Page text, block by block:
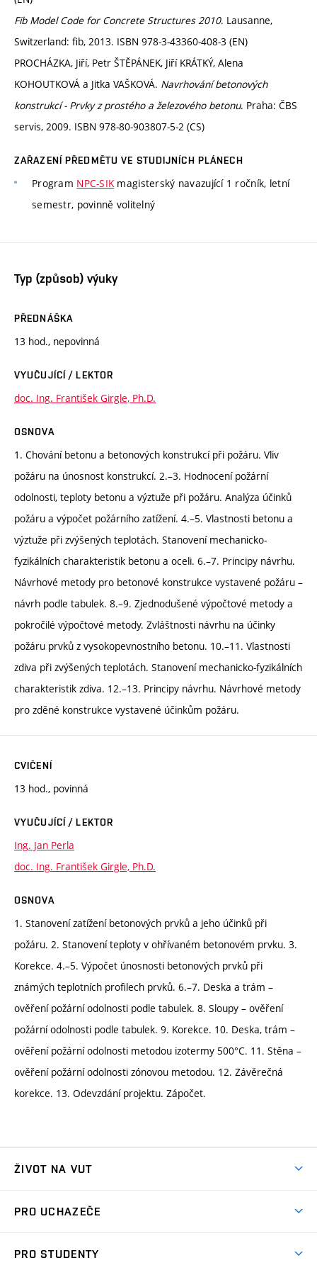
Fib Model Code for Concrete Structures 2010. Lausanne,
Switzerland: fib, 2013. ISBN 978-3-43360-408-3 (EN)
PROCHÁZKA, Jiří, Petr ŠTĚPÁNEK, Jiří KRÁTKÝ, Alena
KOHOUTKOVÁ a Jitka VAŠKOVÁ. Navrhování betonových
konstrukcí - Prvky z prostého a železového betonu. Praha: ČBS
servis, 2009. ISBN 978-80-903807-5-2 (CS)
ZAŘAZENÍ PŘEDMĚTU VE STUDIJNÍCH PLÁNECH
Program NPC-SIKmagisterský navazující 1 ročník, letní
semestr, povinně volitelný
Typ (způsob) výuky
PŘEDNÁŠKA
13 hod., nepovinná
VYUČUJÍCÍ / LEKTOR
doc. Ing. František Girgle, Ph.D.
OSNOVA
1. Chování betonu a betonových konstrukcí při požáru. Vliv
požáru na únosnost konstrukcí. 2.–3. Hodnocení požární
odolnosti, teploty betonu a výztuže při požáru. Analýza účinků
požáru a výpočet požárního zatížení. 4.–5. Vlastnosti betonu a
výztuže při zvýšených teplotách. Stanovení mechanicko-
fyzikálních charakteristik betonu a oceli. 6.–7. Principy návrhu.
Návrhové metody pro betonové konstrukce vystavené požáru –
návrh podle tabulek. 8.–9. Zjednodušené výpočtové metody a
pokročilé výpočtové metody. Zvláštnosti návrhu na účinky
požáru prvků z vysokopevnostního betonu. 10.–11. Vlastnosti
zdiva při zvýšených teplotách. Stanovení mechanicko-fyzikálních
charakteristik zdiva. 12.–13. Principy návrhu. Návrhové metody
pro zděné konstrukce vystavené účinkům požáru.
CVIČENÍ
13 hod., povinná
VYUČUJÍCÍ / LEKTOR
Ing. Jan Perla
doc. Ing. František Girgle, Ph.D.
OSNOVA
1. Stanovení zatížení betonových prvků a jeho účinků při
požáru. 2. Stanovení teploty v ohřívaném betonovém prvku. 3.
Korekce. 4.–5. Výpočet únosnosti betonových prvků při
známých teplotních profilech prvků. 6.–7. Deska a trám –
ověření požární odolnosti podle tabulek. 8. Sloupy – ověření
požární odolnosti podle tabulek. 9. Korekce. 10. Deska, trám –
ověření požární odolnosti metodou izotermy 500°C. 11. Stěna –
ověření požární odolnosti zónovou metodou. 12. Závěrečná
korekce. 13. Odevzdání projektu. Zápočet.
ŽIVOT NA VUT
Koleje
PRO UCHAZEČE
PRO STUDENTY